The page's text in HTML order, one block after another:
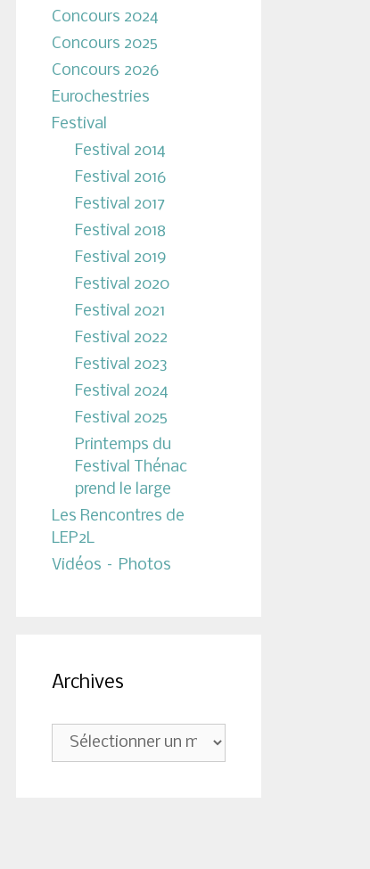
Concours 2024
Concours 2025
Concours 2026
Eurochestries
Festival
Festival 2014
Festival 2016
Festival 2017
Festival 2018
Festival 2019
Festival 2020
Festival 2021
Festival 2022
Festival 2023
Festival 2024
Festival 2025
Printemps du
Festival Thénac
prend le large
Les Rencontres de
LEP2L
Vidéos – Photos
Archives
Archives